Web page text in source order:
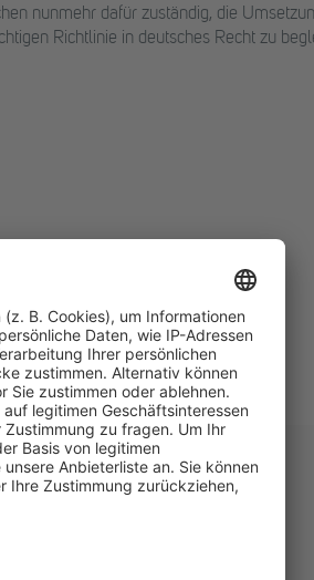
nunmehr dafür zuständig, die
Richtlinie in deutsches Recht zu